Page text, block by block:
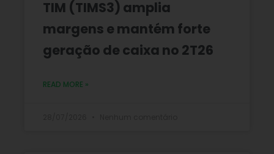
TIM (TIMS3) amplia
margens e mantém forte
geração de caixa no 2T26
READ MORE »